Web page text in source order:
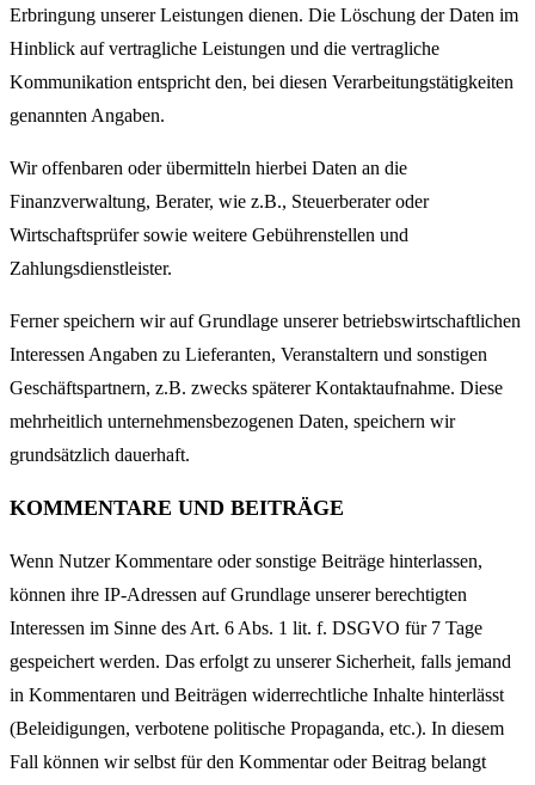
Erbringung unserer Leistungen dienen. Die Löschung der Daten im
Hinblick auf vertragliche Leistungen und die vertragliche
Kommunikation entspricht den, bei diesen Verarbeitungstätigkeiten
genannten Angaben.
Wir offenbaren oder übermitteln hierbei Daten an die
Finanzverwaltung, Berater, wie z.B., Steuerberater oder
Wirtschaftsprüfer sowie weitere Gebührenstellen und
Zahlungsdienstleister.
Ferner speichern wir auf Grundlage unserer betriebswirtschaftlichen
Interessen Angaben zu Lieferanten, Veranstaltern und sonstigen
Geschäftspartnern, z.B. zwecks späterer Kontaktaufnahme. Diese
mehrheitlich unternehmensbezogenen Daten, speichern wir
grundsätzlich dauerhaft.
KOMMENTARE UND BEITRÄGE
Wenn Nutzer Kommentare oder sonstige Beiträge hinterlassen,
können ihre IP-Adressen auf Grundlage unserer berechtigten
Interessen im Sinne des Art. 6 Abs. 1 lit. f. DSGVO für 7 Tage
gespeichert werden. Das erfolgt zu unserer Sicherheit, falls jemand
in Kommentaren und Beiträgen widerrechtliche Inhalte hinterlässt
(Beleidigungen, verbotene politische Propaganda, etc.). In diesem
Fall können wir selbst für den Kommentar oder Beitrag belangt